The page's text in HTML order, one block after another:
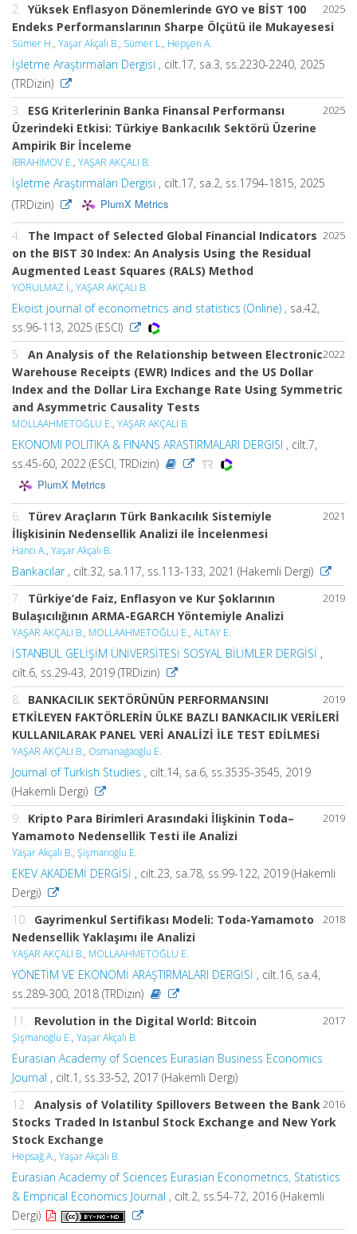
2025
2. Yüksek Enflasyon Dönemlerinde GYO ve BİST 100
Endeks Performanslarının Sharpe Ölçütü ile Mukayesesi
Sümer H., Yaşar Akçalı B., Sümer L., Hepşen A.
İşletme Araştırmaları Dergisi , cilt.17, sa.3, ss.2230-2240, 2025
(TRDizin)
2025
3. ESG Kriterlerinin Banka Finansal Performansı
Üzerindeki Etkisi: Türkiye Bankacılık Sektörü Üzerine
Ampirik Bir İnceleme
İBRAHİMOV E., YAŞAR AKÇALI B.
İşletme Araştırmaları Dergisi , cilt.17, sa.2, ss.1794-1815, 2025
(TRDizin)
PlumX Metrics
2025
4. The Impact of Selected Global Financial Indicators
on the BIST 30 Index: An Analysis Using the Residual
Augmented Least Squares (RALS) Method
YORULMAZ İ., YAŞAR AKÇALI B.
Ekoist journal of econometrics and statistics (Online) , sa.42,
ss.96-113, 2025 (ESCI)
2022
5. An Analysis of the Relationship between Electronic
Warehouse Receipts (EWR) Indices and the US Dollar
Index and the Dollar Lira Exchange Rate Using Symmetric
and Asymmetric Causality Tests
MOLLAAHMETOĞLU E., YAŞAR AKÇALI B.
EKONOMI POLITIKA & FINANS ARASTIRMALARI DERGISI , cilt.7,
ss.45-60, 2022 (ESCI, TRDizin)
PlumX Metrics
2021
6. Türev Araçların Türk Bankacılık Sistemiyle
İlişkisinin Nedensellik Analizi ile İncelenmesi
Hancı A., Yaşar Akçalı B.
Bankacılar, cilt.32, sa.117, ss.113-133, 2021 (Hakemli Dergi)
2019
7. Türkiye’de Faiz, Enflasyon ve Kur Şoklarının
Bulaşıcılığının ARMA-EGARCH Yöntemiyle Analizi
YAŞAR AKÇALI B., MOLLAAHMETOĞLU E., ALTAY E.
İSTANBUL GELİŞİM ÜNİVERSİTESİ SOSYAL BİLİMLER DERGİSİ ,
cilt.6, ss.29-43, 2019 (TRDizin)
2019
8. BANKACILIK SEKTÖRÜNÜN PERFORMANSINI
ETKİLEYEN FAKTÖRLERİN ÜLKE BAZLI BANKACILIK VERİLERİ
KULLANILARAK PANEL VERİ ANALİZİ İLE TEST EDİLMESi
YAŞAR AKÇALI B., Osmanağaoğlu E.
Journal of Turkish Studies , cilt.14, sa.6, ss.3535-3545, 2019
(Hakemli Dergi)
2019
9. Kripto Para Birimleri Arasındaki İlişkinin Toda–
Yamamoto Nedensellik Testi ile Analizi
Yaşar Akçalı B., Şişmanoğlu E.
EKEV AKADEMİ DERGİSİ , cilt.23, sa.78, ss.99-122, 2019 (Hakemli
Dergi)
2018
10. Gayrimenkul Sertifikası Modeli: Toda-Yamamoto
Nedensellik Yaklaşımı ile Analizi
YAŞAR AKÇALI B., MOLLAAHMETOĞLU E.
YÖNETİM VE EKONOMİ ARAŞTIRMALARI DERGİSİ , cilt.16, sa.4,
ss.289-300, 2018 (TRDizin)
2017
11. Revolution in the Digital World: Bitcoin
Şişmanoğlu E., Yaşar Akçalı B.
Eurasian Academy of Sciences Eurasian Business Economics
Journal , cilt.1, ss.33-52, 2017 (Hakemli Dergi)
2016
12. Analysis of Volatility Spillovers Between the Bank
Stocks Traded In Istanbul Stock Exchange and New York
Stock Exchange
Hepsağ A., Yaşar Akçalı B.
Eurasian Academy of Sciences Eurasian Econometrics, Statistics
& Emprical Economics Journal , cilt.2, ss.54-72, 2016 (Hakemli
Dergi)